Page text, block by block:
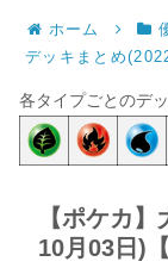
ホーム
デッキまとめ
各タイプごとのデ
【ポケカ
10月03日)